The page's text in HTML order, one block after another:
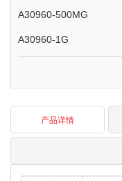
A30960-500MG
A30960-1G
产品详情